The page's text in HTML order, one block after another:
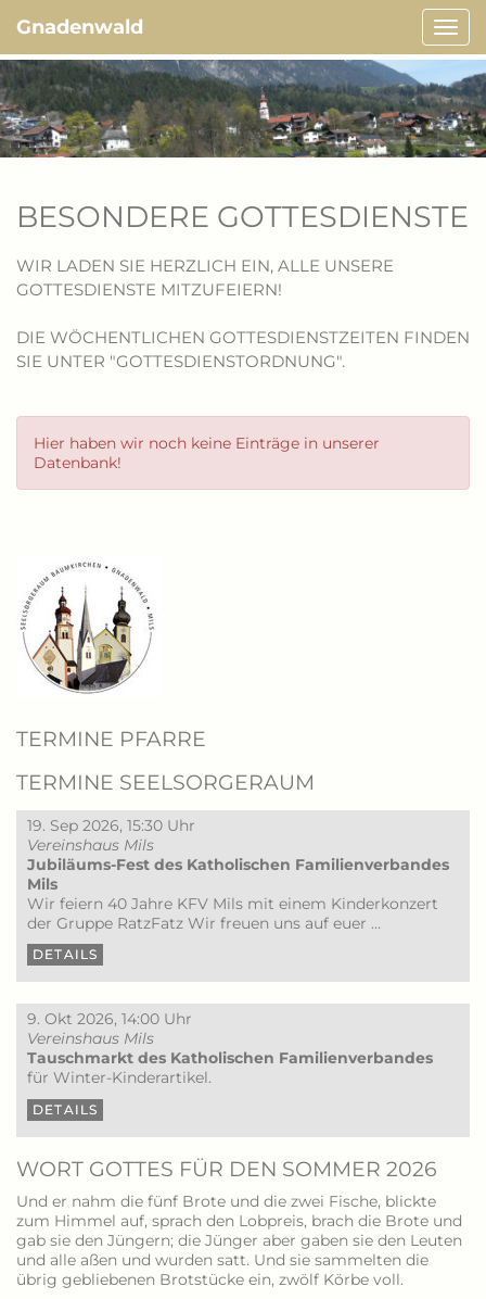
ein-/
Gnadenwald
BESONDERE GOTTESDIENSTE
WIR LADEN SIE HERZLICH EIN, ALLE UNSERE
GOTTESDIENSTE MITZUFEIERN!
DIE WÖCHENTLICHEN GOTTESDIENSTZEITEN FINDEN
SIE UNTER "GOTTESDIENSTORDNUNG".
Hier haben wir noch keine Einträge in unserer
Datenbank!
TERMINE PFARRE
TERMINE SEELSORGERAUM
19. Sep 2026, 15:30 Uhr
Vereinshaus Mils
Jubiläums-Fest des Katholischen Familienverbandes
Mils
Wir feiern 40 Jahre KFV Mils mit einem Kinderkonzert
der Gruppe RatzFatz Wir freuen uns auf euer …
DETAILS
9. Okt 2026, 14:00 Uhr
Vereinshaus Mils
Tauschmarkt des Katholischen Familienverbandes
für Winter-Kinderartikel.
DETAILS
WORT GOTTES FÜR DEN SOMMER 2026
Und er nahm die fünf Brote und die zwei Fische, blickte
zum Himmel auf, sprach den Lobpreis, brach die Brote und
gab sie den Jüngern; die Jünger aber gaben sie den Leuten
und alle aßen und wurden satt. Und sie sammelten die
übrig gebliebenen Brotstücke ein, zwölf Körbe voll.